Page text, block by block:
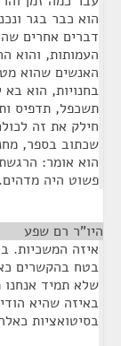
הוא כבר בגר
דברים אחרים
העמותות, והוא
האנשים שהוא
בחנויות, הוא
תשכפל, תדפיס
חילק את זה
שכתוב בספר,
הוא אומר:
פשוט היה מדהים.
היו"ר רם שפע
איזה המשכיות.
בטח בהקשרים
שלא תמיד
באיזה שהיא
בסיטואציות